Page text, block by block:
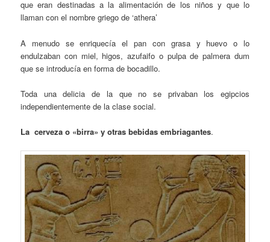
que eran destinadas a la alimentación de los niños y que lo
llaman con el nombre griego de ‘athera’
A menudo se enriquecía el pan con grasa y huevo o lo
endulzaban con miel, higos, azufaifo o pulpa de palmera dum
que se introducía en forma de bocadillo.
Toda una delicia de la que no se privaban los egipcios
independientemente de la clase social.
La cerveza o «birra» y otras bebidas embriagantes.